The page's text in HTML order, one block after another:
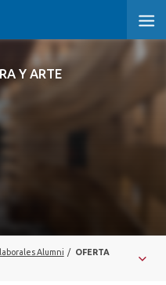
Y ARTE
Y ARTE
Alumni / OFERTA